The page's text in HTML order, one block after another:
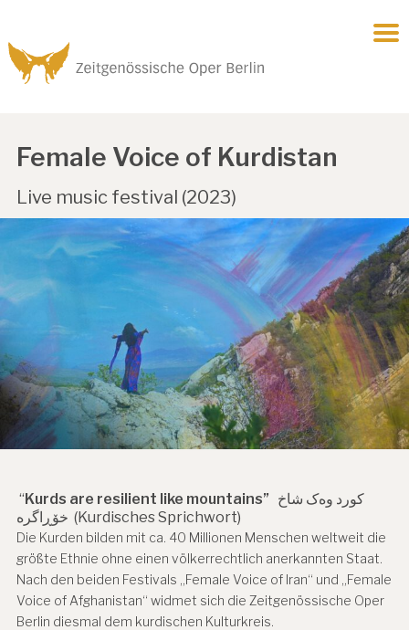
Female Voice of Kurdistan
Live music festival (2023)
“Kurds are resilient like mountains”
خۆڕاگرە (Kurdisches Sprichwort)
Die Kurden bilden mit ca. 40 Millionen Menschen weltweit die
größte Ethnie ohne einen völkerrechtlich anerkannten Staat.
Nach den beiden Festivals „Female Voice of Iran“ und „Female
Voice of Afghanistan“ widmet sich die Zeitgenössische Oper
Berlin diesmal dem kurdischen Kulturkreis.